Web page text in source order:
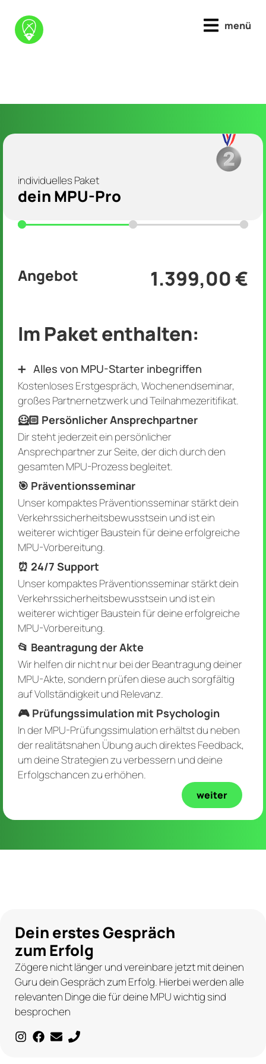
menü
individuelles Paket
dein MPU-Pro
Angebot 1.399,00 €
Im Paket enthalten:
➕ Alles von MPU-Starter inbegriffen
Kostenloses Erstgespräch, Wochenendseminar,
großes Partnernetzwerk und Teilnahmezeritifikat.
🦸🏻‍️ Persönlicher Ansprechpartner
Dir steht jederzeit ein persönlicher
Ansprechpartner zur Seite, der dich durch den
gesamten MPU-Prozess begleitet.
🎯 Präventionsseminar
Unser kompaktes Präventionsseminar stärkt dein
Verkehrssicherheitsbewusstsein und ist ein
weiterer wichtiger Baustein für deine erfolgreiche
MPU-Vorbereitung.
⏰ 24/7 Support
Unser kompaktes Präventionsseminar stärkt dein
Verkehrssicherheitsbewusstsein und ist ein
weiterer wichtiger Baustein für deine erfolgreiche
MPU-Vorbereitung.
📂 Beantragung der Akte
Wir helfen dir nicht nur bei der Beantragung deiner
MPU-Akte, sondern prüfen diese auch sorgfältig
auf Vollständigkeit und Relevanz.
🎮 Prüfungssimulation mit Psychologin
In der MPU-Prüfungssimulation erhältst du neben
der realitätsnahen Übung auch direktes Feedback,
um deine Strategien zu verbessern und deine
Erfolgschancen zu erhöhen.
weiter
Dein erstes Gespräch
zum Erfolg
Zögere nicht länger und vereinbare jetzt mit deinen
Guru dein Gespräch zum Erfolg. Hierbei werden alle
relevanten Dinge die für deine MPU wichtig sind
besprochen